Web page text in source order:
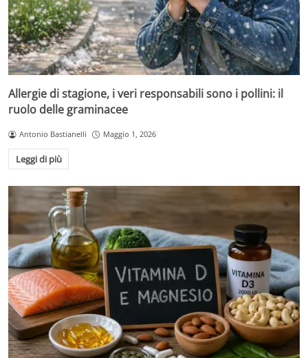
Allergie di stagione, i veri responsabili sono i pollini: il
ruolo delle graminacee
Antonio Bastianelli Maggio 1, 2026
Leggi di più